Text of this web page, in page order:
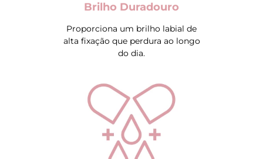
Brilho Duradouro
Proporciona um brilho labial de
alta fixação que perdura ao longo
do dia.